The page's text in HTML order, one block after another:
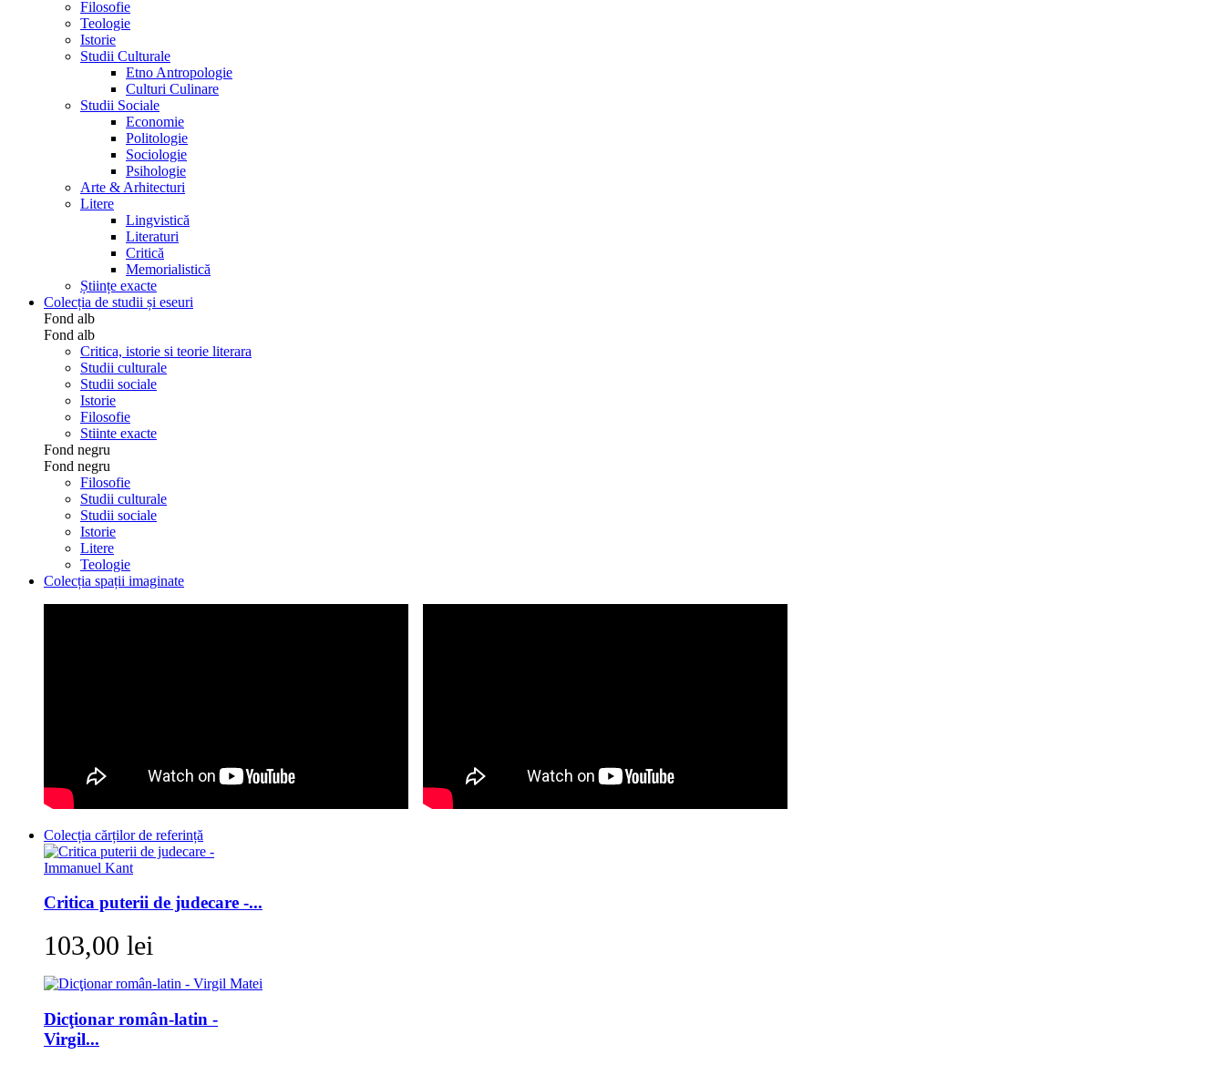
Filosofie
Teologie
Istorie
Studii Culturale
Etno Antropologie
Culturi Culinare
Studii Sociale
Economie
Politologie
Sociologie
Psihologie
Arte & Arhitecturi
Litere
Lingvistică
Literaturi
Critică
Memorialistică
Științe exacte
Colecția de studii și eseuri
Fond alb
Fond alb
Critica, istorie si teorie literara
Studii culturale
Studii sociale
Istorie
Filosofie
Stiinte exacte
Fond negru
Fond negru
Filosofie
Studii culturale
Studii sociale
Istorie
Litere
Teologie
Colecția spații imaginate
Colecția cărților de referință
Critica puterii de judecare -...
103,00 lei
Dicţionar român-latin -
Virgil...